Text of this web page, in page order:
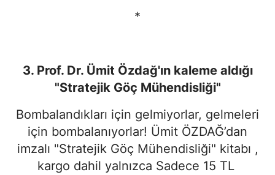
*
3. Prof. Dr. Ümit Özdağ'ın kaleme aldığı
"Stratejik Göç Mühendisliği"
Bombalandıkları için gelmiyorlar, gelmeleri
için bombalanıyorlar! Ümit ÖZDAĞ’dan
imzalı "Stratejik Göç Mühendisliği" kitabı ,
kargo dahil yalnızca Sadece 15 TL